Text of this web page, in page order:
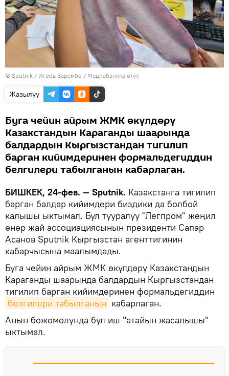
© Sputnik / Игорь Зарембо / Медиабанкка өтүү
Жазылуу
Буга чейин айрым ЖМК өкүлдөрү
Казакстандын Караганды шаарында
балдардын Кыргызстандан тигилип
барган кийимдеринен формальдегиддин
белгилери табылганын кабарлаган.
БИШКЕК, 24-фев. — Sputnik. Казакстанга тигилип
барган балдар кийимдери биздики да болбой
калышы ыктымал. Бул тууралуу "Легпром" жеңил
өнөр жай ассоциациясынын президенти Сапар
Асанов Sputnik Кыргызстан агенттигинин
кабарчысына маалымдады.
Буга чейин айрым ЖМК өкүлдөрү Казакстандын
Караганды шаарында балдардын Кыргызстандан
тигилип барган кийимдеринен формальдегиддин
белгилери табылганын кабарлаган.
Анын божомолунда бул иш "атайын жасалышы"
ыктымал.